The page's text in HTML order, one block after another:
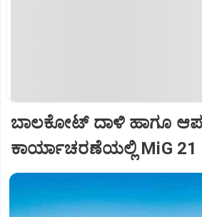
ಬಾಲಕೋಟ್‌ ದಾಳಿ ಹಾಗೂ
ಕಾರ್ಯಾಚರಣೆಯಲ್ಲಿ MiG 21